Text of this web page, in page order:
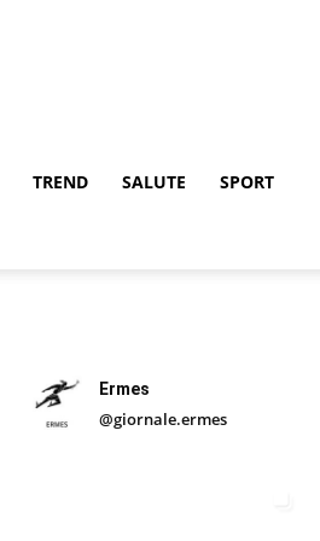
TREND SALUTE SPORT
Ermes
@giornale.ermes